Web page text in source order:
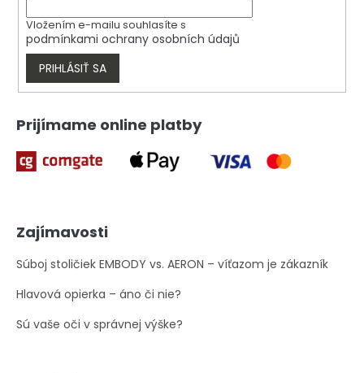
Vložením e-mailu souhlasíte s
podmínkami ochrany osobních údajů
PRIHLÁSIŤ SA
Prijímame online platby
Zajímavosti
Súboj stoličiek EMBODY vs. AERON – víťazom je zákazník
Hlavová opierka – áno či nie?
Sú vaše oči v správnej výške?